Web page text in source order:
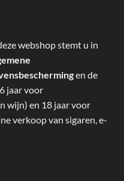
webshop stemt u in
en de
jaar voor
wijn) en 18 jaar voor
verkoop van sigaren, e-